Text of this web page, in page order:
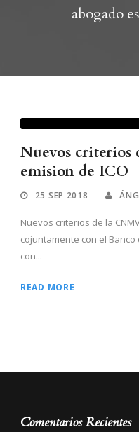
abogado
Nuevos criterios
emision de ICO
25 SEP 2018
Nuevos criterios de la
cojuntamente con el
con...
READ MORE
Comentarios Recientes